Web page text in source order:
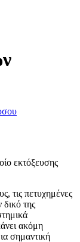
εκτόξευσης
τις πετυχημένες
της
ακόμη
σημαντική